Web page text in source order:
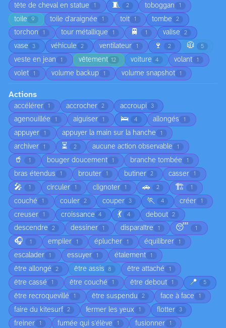
tête de cheval en statue 1 🧵 2 toboggan 1
toile 9 toile d'araignée 1 toit 1 tombe 2
torchon 1 tour métallique 1 🚆 1 valise 2
vase 3 véhicule 2 ventilateur 1 🍷 2 🧥 5
veste en jean 1 vêtement 12 voiture 4 volant 1
volet 1 volume backup 1 volume snapshot 1
Actions
accélérer 1 accrocher 2 accroupi 3
agenouillée 1 aiguiser 1 🛌 4 allongés 1
appuyer 1 appuyer la main sur la hanche 1
archiver 1 ⏳ 2 aucune action observable 1
🥤 1 bouger doucement 1 branche tombée 1
bras étendus 1 brouter 1 butiner 2 casser 1
🎤 1 circuler 1 clignoter 1 🚗 2 🏗️ 1
couché 1 couler 2 couper 3 🏃 4 créer 1
creuser 1 croissance 4 💃 4 debout 2
descendre 2 dessiner 1 disparaître 1 😴 1
🎧 1 empiler 1 éplucher 1 équilibrer 1
escalader 1 essuyer 1 étalement 1
être allongé 2 être assis 8 être attaché 1
être cassé 1 être couché 1 être debout 1 📍 5
être recroquevillé 1 être suspendu 2 face à face 1
faire du kitesurf 2 fermer les yeux 1 flotter 3
freiner 1 fumée qui s'élève 1 fusionner 1